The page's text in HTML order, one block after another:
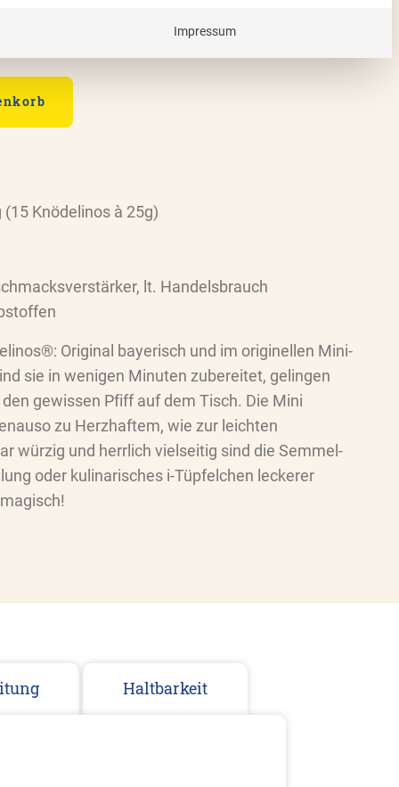
Knödelinos à 25g)
lt. Handelsbrauch
Original bayerisch und im originellen Mini-
sie in wenigen Minuten zubereitet, gelingen
gewissen Pfiff auf dem Tisch. Die Mini
zu Herzhaftem, wie zur leichten
würzig und herrlich vielseitig sind die Semmel-
oder kulinarisches i-Tüpfelchen leckerer
Haltbarkeit
Impressum